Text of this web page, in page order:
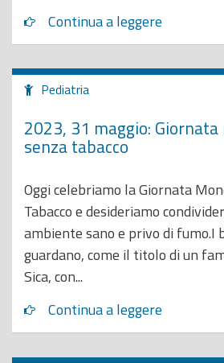
Continua a leggere
Pediatria
2023, 31 maggio:
senza tabacco
Oggi celebriamo la Giornata
Tabacco e desideriamo
ambiente sano e privo di fumo.I
guardano, come il titolo di un
Sica, con...
Continua a leggere